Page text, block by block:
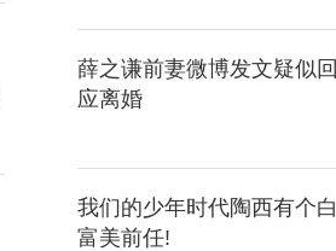
薛之谦前妻微博发文疑似回
应离婚
我们的少年时代陶西有个白
富美前任!